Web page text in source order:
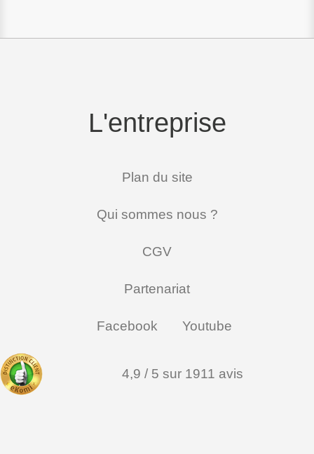
L'entreprise
Plan du site
Qui sommes nous ?
CGV
Partenariat
Facebook Youtube
4,9 / 5 sur 1911 avis